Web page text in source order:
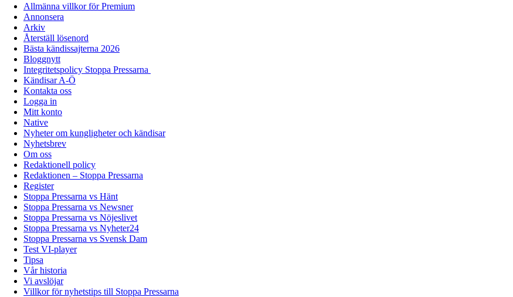
Allmänna villkor för Premium
Annonsera
Arkiv
Återställ lösenord
Bästa kändissajterna 2026
Bloggnytt
Integritetspolicy Stoppa Pressarna
Kändisar A-Ö
Kontakta oss
Logga in
Mitt konto
Native
Nyheter om kungligheter och kändisar
Nyhetsbrev
Om oss
Redaktionell policy
Redaktionen – Stoppa Pressarna
Register
Stoppa Pressarna vs Hänt
Stoppa Pressarna vs Newsner
Stoppa Pressarna vs Nöjeslivet
Stoppa Pressarna vs Nyheter24
Stoppa Pressarna vs Svensk Dam
Test VI-player
Tipsa
Vår historia
Vi avslöjar
Villkor för nyhetstips till Stoppa Pressarna